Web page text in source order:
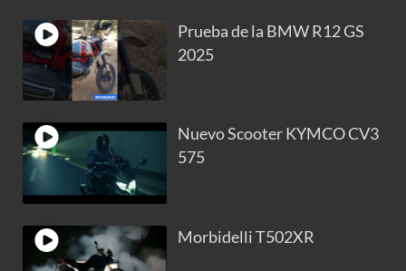
Prueba de la BMW R12 GS
2025
Nuevo Scooter KYMCO CV3
575
Morbidelli T502XR